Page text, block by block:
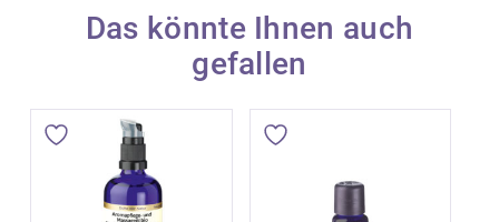
Das könnte Ihnen auch
gefallen